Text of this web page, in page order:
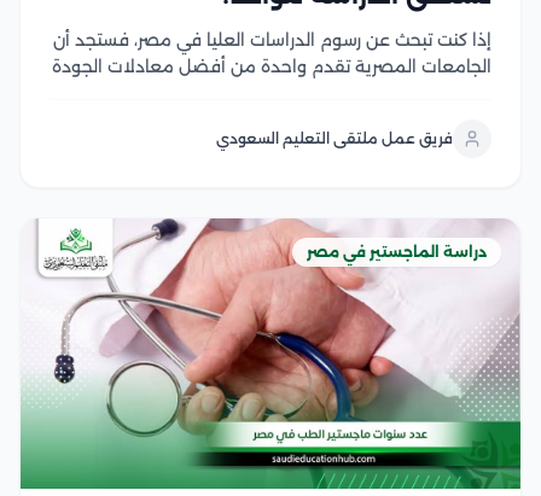
إذا كنت تبحث عن رسوم الدراسات العليا في مصر، فستجد أن
الجامعات المصرية تقدم واحدة من أفضل معادلات الجودة
والتخصص، والدرجة العلمية، مع وجود...
فريق عمل ملتقى التعليم السعودي
دراسة الماجستير في مصر